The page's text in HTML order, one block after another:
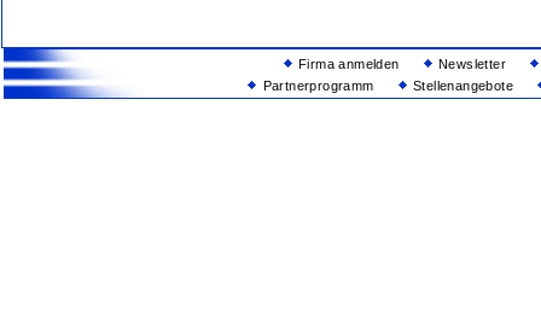
Firma anmelden
Newsletter
Partnerprogramm
Stellenangebote